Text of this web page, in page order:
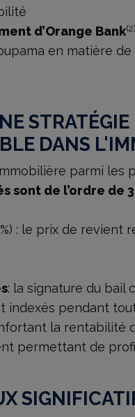
d’Orange Bank(2)
en matière
STRATÉGIE
DANS
parmi les
de l’ordre de
: le prix de revient
: la signature du bail
indexés pendant
la rentabilité
permettant de